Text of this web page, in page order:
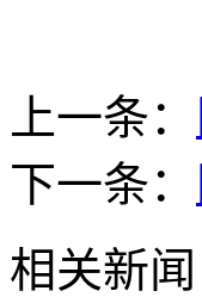
上一条：
下一条：
相关新闻